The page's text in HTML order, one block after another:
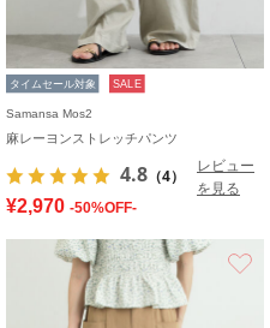
タイムセール対象 SALE
Samansa Mos2
麻レーヨンストレッチパンツ
4.8 （4）
レビュー
を見る
¥2,970 -50%OFF-